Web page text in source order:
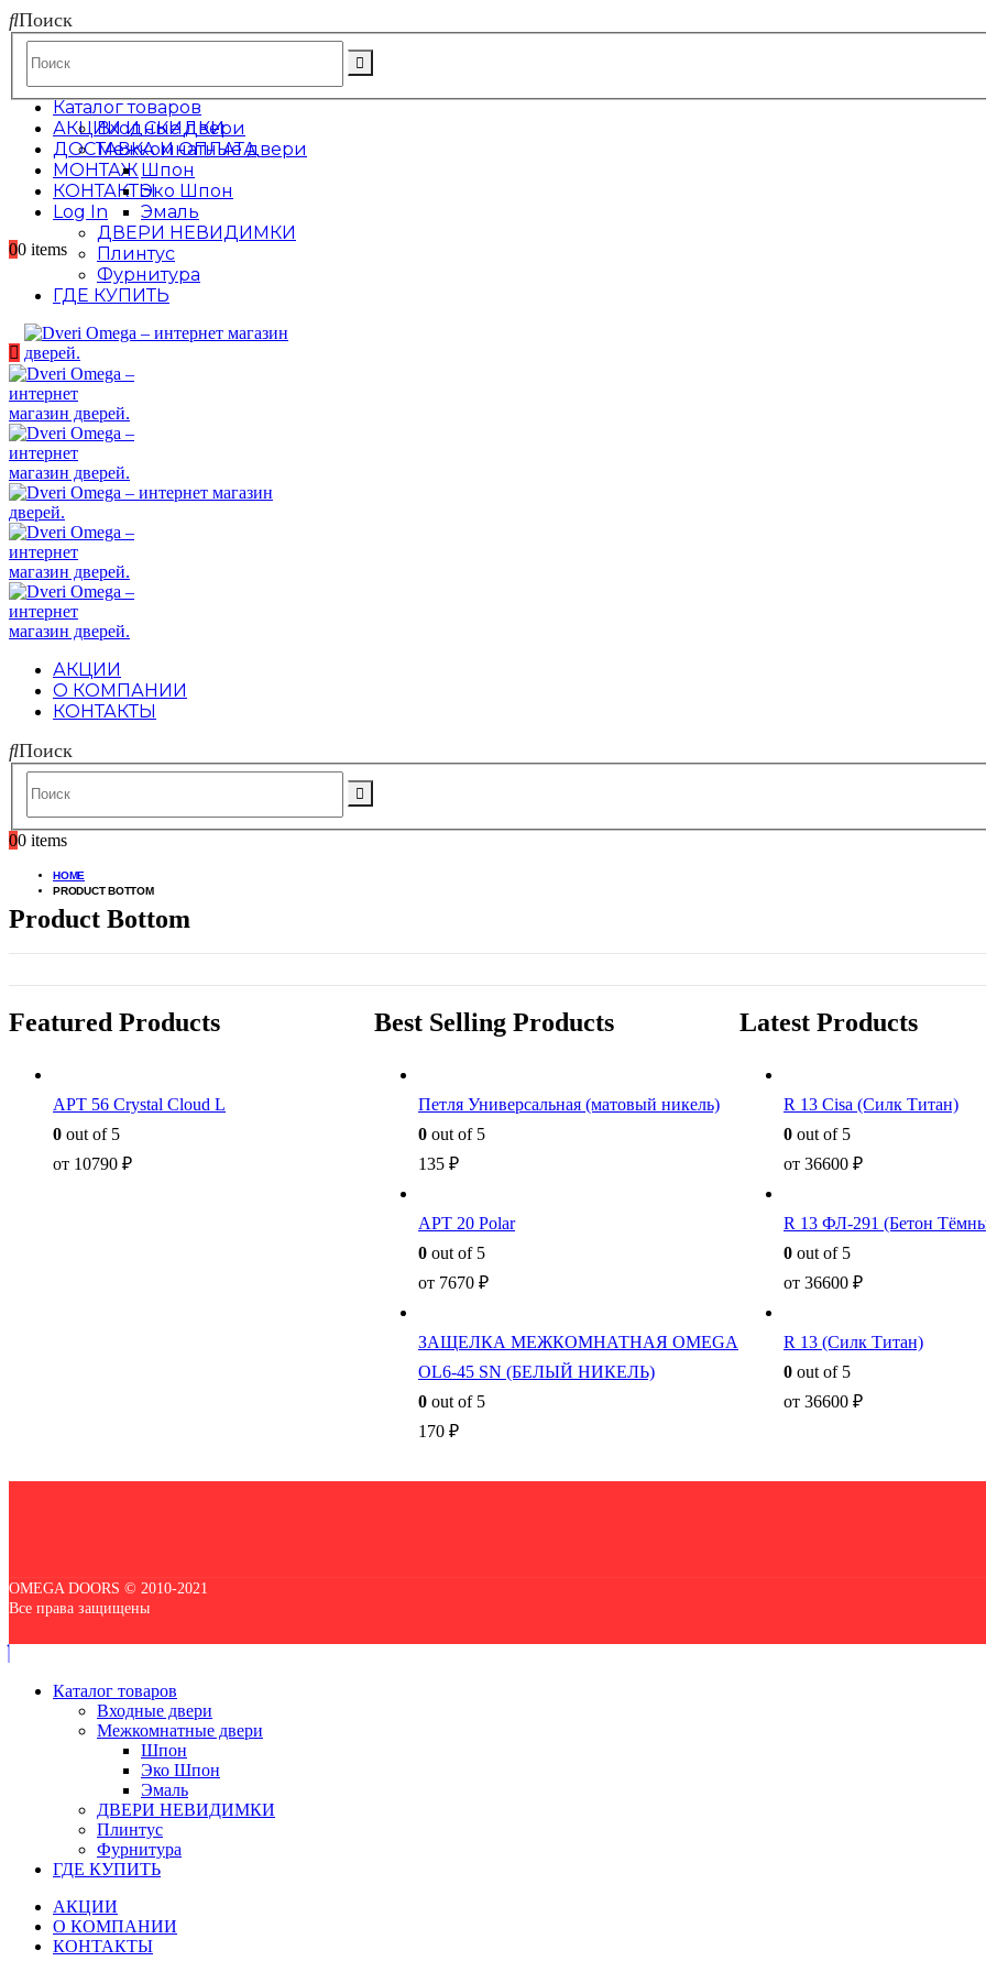
Поиск
АКЦИИ И СКИДКИ
ДОСТАВКА И ОПЛАТА
МОНТАЖ
КОНТАКТЫ
Log In
00 items
Каталог товаров
Входные двери
Межкомнатные двери
Шпон
Эко Шпон
Эмаль
ДВЕРИ НЕВИДИМКИ
Плинтус
Фурнитура
ГДЕ КУПИТЬ
АКЦИИ
О КОМПАНИИ
КОНТАКТЫ
Поиск
00 items
HOME
PRODUCT BOTTOM
Product Bottom
Featured Products
АРТ 56 Crystal Cloud L
0 out of 5
от 10790 ₽
Best Selling Products
Петля Универсальная (матовый никель)
0 out of 5
135 ₽
АРТ 20 Polar
0 out of 5
от 7670 ₽
ЗАЩЕЛКА МЕЖКОМНАТНАЯ OMEGA
OL6-45 SN (БЕЛЫЙ НИКЕЛЬ)
0 out of 5
170 ₽
Latest Products
R 13 Cisa (Силк Титан)
0 out of 5
от 36600 ₽
R 13 ФЛ-291 (Бетон
0 out of 5
от 36600 ₽
R 13 (Силк Титан)
0 out of 5
от 36600 ₽
OMEGA DOORS © 2010-2021
Все права защищены
Каталог товаров
Входные двери
Межкомнатные двери
Шпон
Эко Шпон
Эмаль
ДВЕРИ НЕВИДИМКИ
Плинтус
Фурнитура
ГДЕ КУПИТЬ
АКЦИИ
О КОМПАНИИ
КОНТАКТЫ